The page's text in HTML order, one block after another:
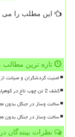
این مطلب را می
تازه ترین مطالب
امنیت گردشگران و صیانت
کشف 2 تن چوب تاغ در کوهپایه اصفهان طی 24 ساعت اخیر 8 نفر دستگیر شدند
ساخت وساز در جنگل بدون
ساخت وساز در جنگل بدون
نظرات بینندگان